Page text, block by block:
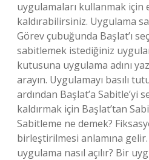
uygulamaları kullanmak için
kaldırabilirsiniz. Uygulama
Görev çubuğunda Başlat’ı
sabitlemek istediğiniz
kutusuna uygulama adını
arayın. Uygulamayı basılı
ardından Başlat’a Sabitle’yi
kaldırmak için Başlat’tan
Sabitleme ne demek?
birleştirilmesi anlamına
uygulama nasıl açılır? Bir